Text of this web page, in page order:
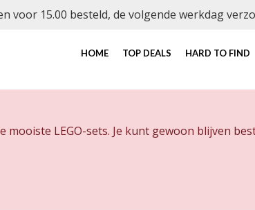
voor 15.00 besteld, de volgende werkdag
HOME TOP DEALS HARD TO FIND
LEGO-sets. Je kunt gewoon blijven